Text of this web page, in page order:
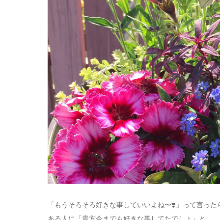
「もうそろそろ好きな事していいよね〜❣️」って言った